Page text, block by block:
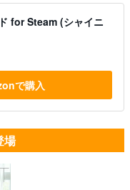
for Steam (シャイニ
で購入
場